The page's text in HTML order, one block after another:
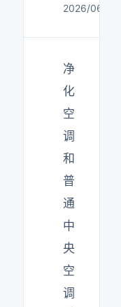
2026/06/12
净
化
空
调
和
普
通
中
央
空
调